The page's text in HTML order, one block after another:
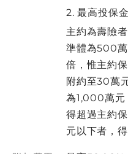
2. 最高投保金
主約為壽險
準體為500
倍，惟主約
附約至30萬
為1,000萬元
得超過主約
元以下者，